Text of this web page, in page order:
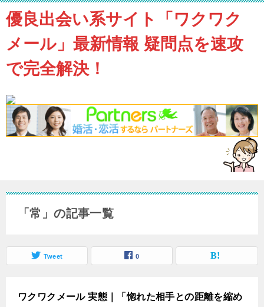
優良出会い系サイト「ワクワク
メール」最新情報 疑問点を速攻
で完全解決！
「常」の記事一覧
Tweet 0
ワクワクメール 実態｜「惚れた相手との距離を縮め